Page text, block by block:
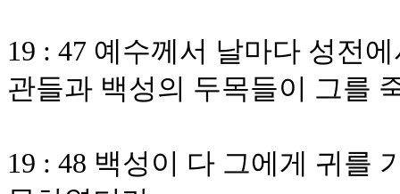
19 : 47 예수께서 날마다 성전
관들과 백성의 두목들이 그를
19 : 48 백성이 다 그에게 귀를